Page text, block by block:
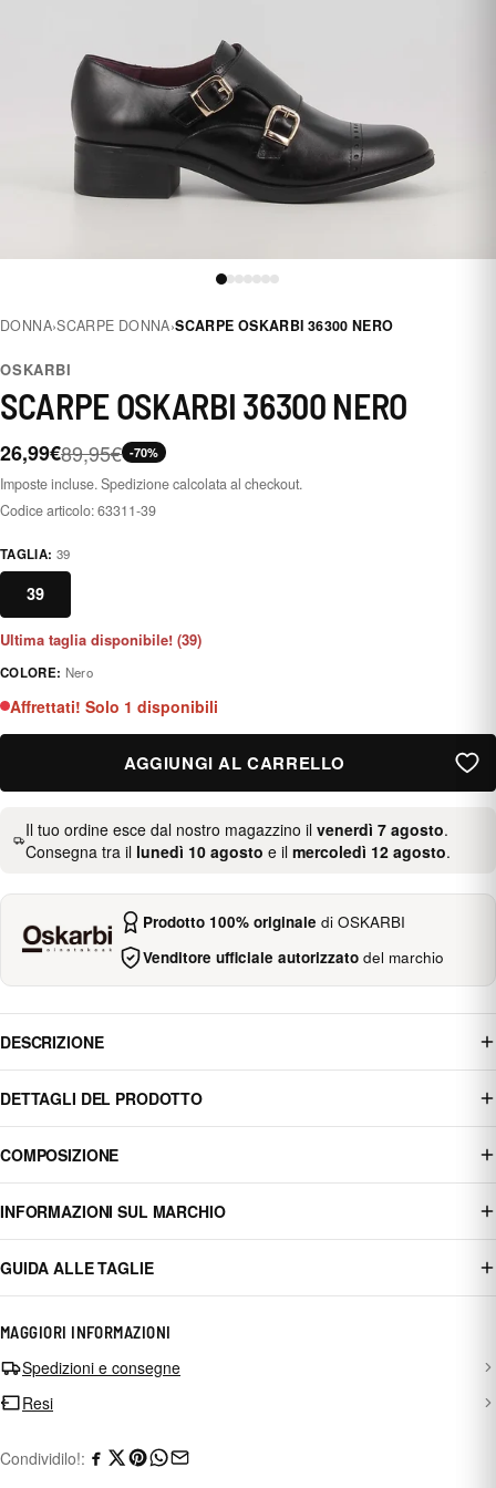
DONNA›SCARPE DONNA›SCARPE OSKARBI 36300 NERO
OSKARBI
SCARPE OSKARBI 36300 NERO
26,99€89,95€ -70%
Imposte incluse. Spedizione calcolata al checkout.
Codice articolo:63311-39
TAGLIA: 39
39
Ultima taglia disponibile! (39)
negro
COLORE: Nero
Affrettati! Solo 1 disponibili
AGGIUNGI AL CARRELLO
Il tuo ordine esce dal nostro magazzino il venerdì 7 agosto.
Consegna tra il lunedì 10 agosto e il mercoledì 12 agosto.
Prodotto 100% originale di OSKARBI
Venditore ufficiale autorizzato del marchio
DESCRIZIONE
DETTAGLI DEL PRODOTTO
COMPOSIZIONE
INFORMAZIONI SUL MARCHIO
GUIDA ALLE TAGLIE
MAGGIORI INFORMAZIONI
Spedizioni e consegne
Resi
Condividilo!: